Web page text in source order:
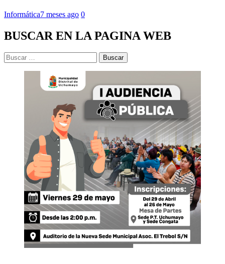
Informática7 meses ago 0
BUSCAR EN LA PAGINA WEB
Buscar: